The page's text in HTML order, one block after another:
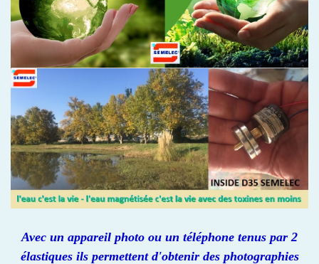
Avec un appareil photo ou un téléphone tenus par 2
élastiquesils permettent d'obtenir des photographies